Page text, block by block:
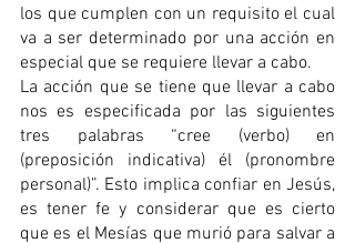
los que cumplen con un requisito el cual
va a ser determinado por una acción en
especial que se requiere llevar a cabo.
La acción que se tiene que llevar a cabo
nos es especificada por las siguientes
tres palabras “cree (verbo) en
(preposición indicativa) él (pronombre
personal)”. Esto implica confiar en Jesús,
es tener fe y considerar que es cierto
que es el Mesías que murió para salvar a